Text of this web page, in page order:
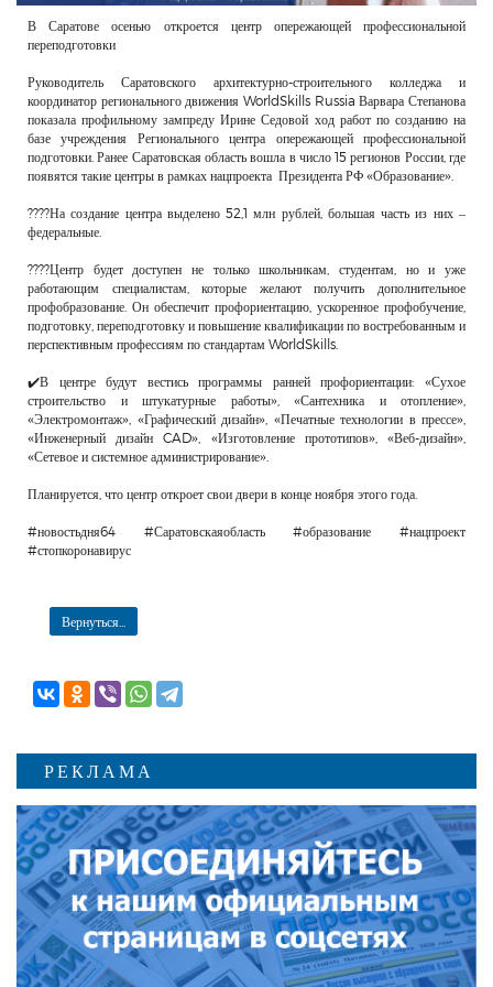
В Саратове осенью откроется центр опережающей профессиональной
переподготовки
Руководитель Саратовского архитектурно-строительного колледжа и
координатор регионального движения WorldSkills Russia Варвара Степанова
показала профильному зампреду Ирине Седовой ход работ по созданию на
базе учреждения Регионального центра опережающей профессиональной
подготовки. Ранее Саратовская область вошла в число 15 регионов России, где
появятся такие центры в рамках нацпроекта Президента РФ «Образование».
????На создание центра выделено 52,1 млн рублей, большая часть из них –
федеральные.
????Центр будет доступен не только школьникам, студентам, но и уже
работающим специалистам, которые желают получить дополнительное
профобразование. Он обеспечит профориентацию, ускоренное профобучение,
подготовку, переподготовку и повышение квалификации по востребованным и
перспективным профессиям по стандартам WorldSkills.
✔️В центре будут вестись программы ранней профориентации: «Сухое
строительство и штукатурные работы», «Сантехника и отопление»,
«Электромонтаж», «Графический дизайн», «Печатные технологии в прессе»,
«Инженерный дизайн CAD», «Изготовление прототипов», «Веб-дизайн»,
«Сетевое и системное администрирование».
Планируется, что центр откроет свои двери в конце ноября этого года.
#новостьдня64 #Саратовскаяобласть #образование #нацпроект
#стопкоронавирус
Вернуться...
РЕКЛАМА